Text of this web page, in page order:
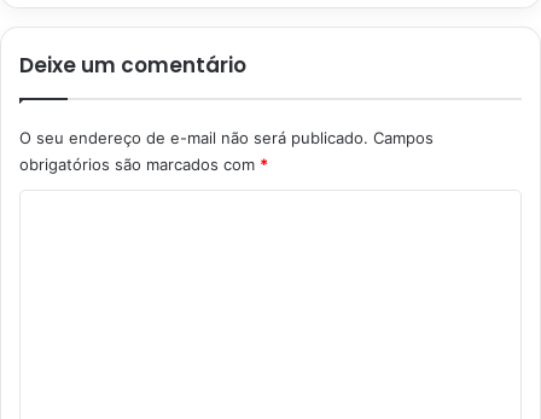
Deixe um comentário
O seu endereço de e-mail não será publicado. Campos
obrigatórios são marcados com *